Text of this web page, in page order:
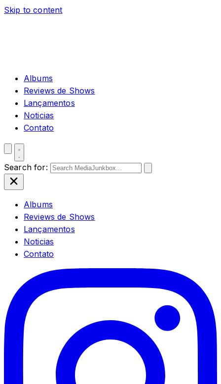
Skip to content
Albums
Reviews de Shows
Lançamentos
Noticias
Contato
Search for:
Albums
Reviews de Shows
Lançamentos
Noticias
Contato